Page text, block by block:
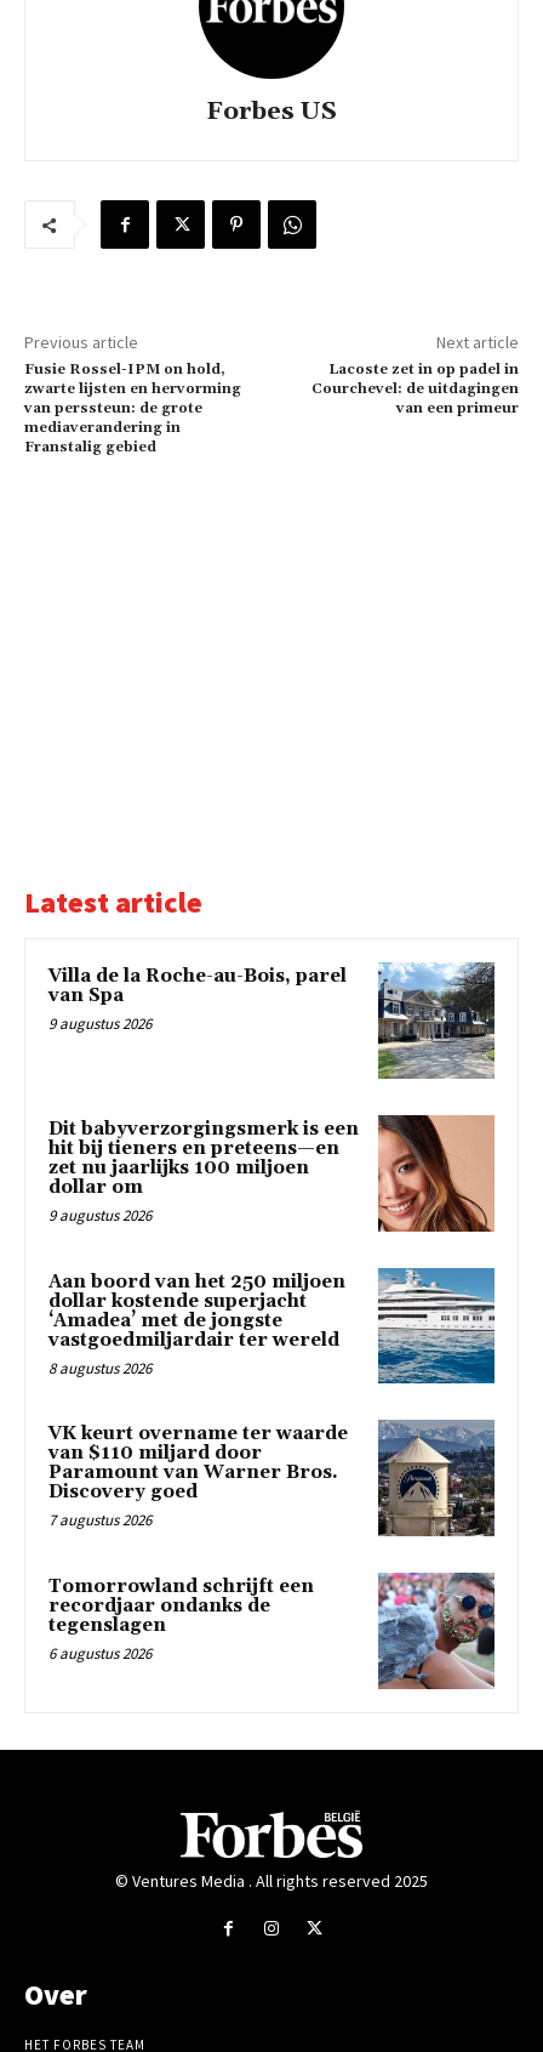
Forbes US
Previous article
Fusie Rossel-IPM on hold,
zwarte lijsten en hervorming
van perssteun: de grote
mediaverandering in
Franstalig gebied
Next article
Lacoste zet in op padel in
Courchevel: de uitdagingen
van een primeur
Latest article
Villa de la Roche-au-Bois, parel
van Spa
9 augustus 2026
Dit babyverzorgingsmerk is een
hit bij tieners en preteens—en
zet nu jaarlijks 100 miljoen
dollar om
9 augustus 2026
Aan boord van het 250 miljoen
dollar kostende superjacht
‘Amadea’ met de jongste
vastgoedmiljardair ter wereld
8 augustus 2026
VK keurt overname ter waarde
van $110 miljard door
Paramount van Warner Bros.
Discovery goed
7 augustus 2026
Tomorrowland schrijft een
recordjaar ondanks de
tegenslagen
6 augustus 2026
© Ventures Media . All rights reserved 2025
Over
HET FORBES TEAM